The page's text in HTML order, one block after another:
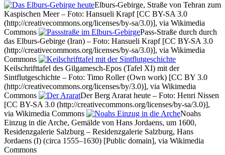
Elburs-Gebirge, Straße von Tehran zum
Kaspischen Meer – Foto: Hansueli Krapf [CC BY-SA 3.0
(http://creativecommons.org/licenses/by-sa/3.0)], via Wikimedia
Commons
Pass-Straße durch durch
das Elburs-Gebirge (Iran) – Foto: Hansueli Krapf [CC BY-SA 3.0
(http://creativecommons.org/licenses/by-sa/3.0)], via Wikimedia
Commons
Keilschrifttafel des Gilgamesch-Epos (Tafel XI) mit der
Sintflutgeschichte – Foto: Timo Roller (Own work) [CC BY 3.0
(http://creativecommons.org/licenses/by/3.0)], via Wikimedia
Commons
Der Berg Ararat heute – Foto: Henri Nissen
[CC BY-SA 3.0 (http://creativecommons.org/licenses/by-sa/3.0)],
via Wikimedia Commons
Noahs
Einzug in die Arche, Gemälde von Hans Jordaens, um 1600,
Residenzgalerie Salzburg – Residenzgalerie Salzburg, Hans
Jordaens (I) (circa 1555–1630) [Public domain], via Wikimedia
Commons